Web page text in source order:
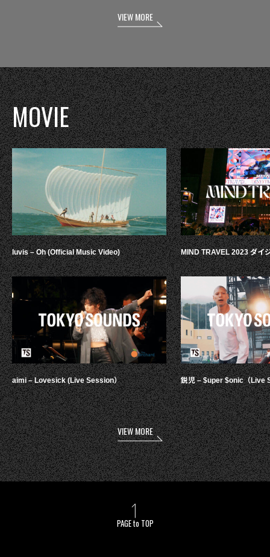
VIEW MORE
MOVIE
luvis – Oh (Official Music Video)
aimi – Lovesick (Live Session）
MIND TRAVEL 2023 ダイ
鋭児 – $uper $onic（Live
VIEW MORE
PAGE to TOP